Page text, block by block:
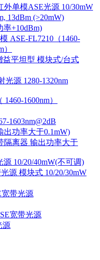
外单模ASE光源 10/30mW
13dBm (>20mW)
率+10dBm)
ASE-FL7210（1460-
益平坦型 模块式/台式
光源 1280-1320nm
1600nm）
1603nm@2dB
出功率大于0.1mW)
隔离器 输出功率大于
源 10/20/40mW(不可调)
源 模块式 10/20/30mW
宽带光源
宽带光源
源